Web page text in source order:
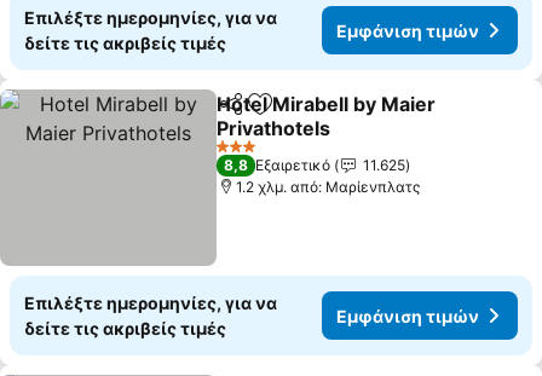
Επιλέξτε ημερομηνίες, για να
δείτε τις ακριβείς τιμές
Εμφάνιση τιμών
Κοινοποίηση
Προσθήκη στα αγαπημένα
Hotel Mirabell by Maier
Privathotels
3 Αστέρια
8,8 Εξαιρετικό
11.625
1.2 χλμ. από: Μαρίενπλατς
Επιλέξτε ημερομηνίες, για να
δείτε τις ακριβείς τιμές
Εμφάνιση τιμών